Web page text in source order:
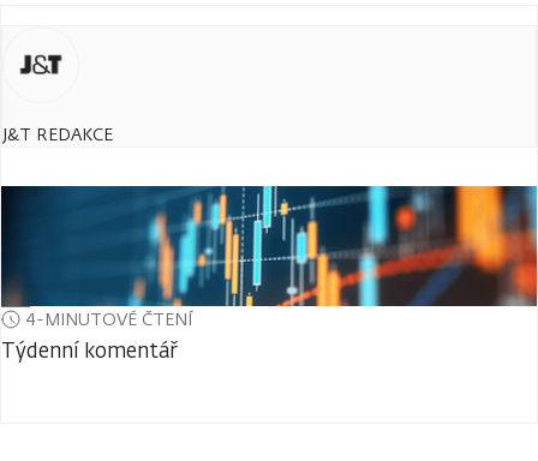
J&T REDAKCE
4-MINUTOVÉ ČTENÍ
Týdenní komentář